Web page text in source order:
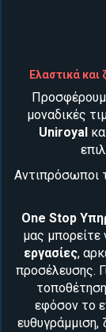
Ελαστικά και
μοναδικές
Uniroyal
Αντιπρόσωποι
One Stop
μας μπορείτε
εργασίες,
προσέλευσης.
εφόσον το
ευθυγράμμιση,